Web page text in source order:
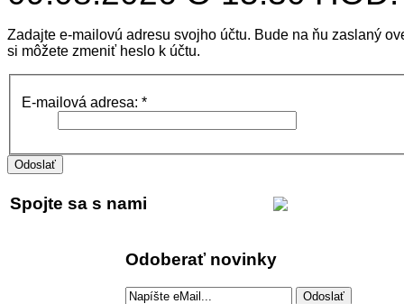
Zadajte e-mailovú adresu svojho účtu. Bude na ňu zaslaný
si môžete zmeniť heslo k účtu.
E-mailová adresa: *
Odoslať
Spojte sa s nami
Odoberať novinky